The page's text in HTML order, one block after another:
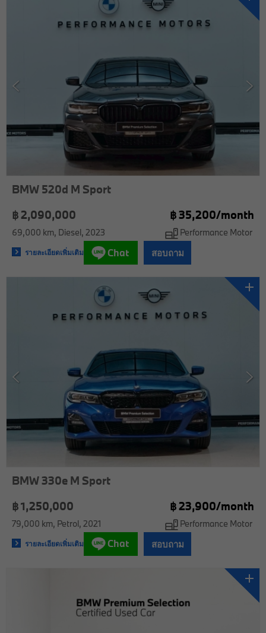
BMW 520d M Sport
฿ 2,090,000
฿35,200/month
69,000 km Diesel 2023 Performance Motor
รายละเอียดเพิ่มเติม Chat สอบถาม
BMW 330e M Sport
฿ 1,250,000
฿23,900/month
79,000 km Petrol 2021 Performance Motor
รายละเอียดเพิ่มเติม Chat สอบถาม